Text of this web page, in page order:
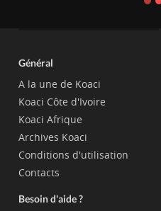
Général
A la une de Koaci
Koaci Côte d'Ivoire
Koaci Afrique
Archives Koaci
Conditions d'utilisation
Contacts
Besoin d'aide ?